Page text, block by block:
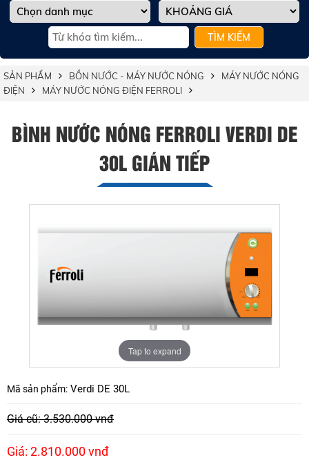
TÌM KIẾM
SẢN PHẨM BỒN NƯỚC - MÁY NƯỚC NÓNG
MÁY NƯỚC NÓNG
ĐIỆN
MÁY NƯỚC NÓNG ĐIỆN FERROLI
BÌNH NƯỚC NÓNG FERROLI VERDI DE
30L GIÁN TIẾP
Tap to expand
Mã sản phẩm: Verdi DE 30L
Giá cũ: 3.530.000 vnđ
Giá: 2.810.000 vnđ